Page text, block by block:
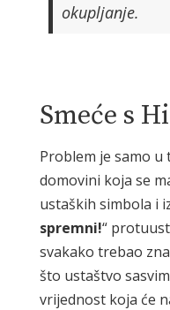
okupljanje.
Smeće s
Problem je samo u
domovini koja se
ustaških simbola i
spremni!“
svakako trebao
što ustaštvo
vrijednost koja će